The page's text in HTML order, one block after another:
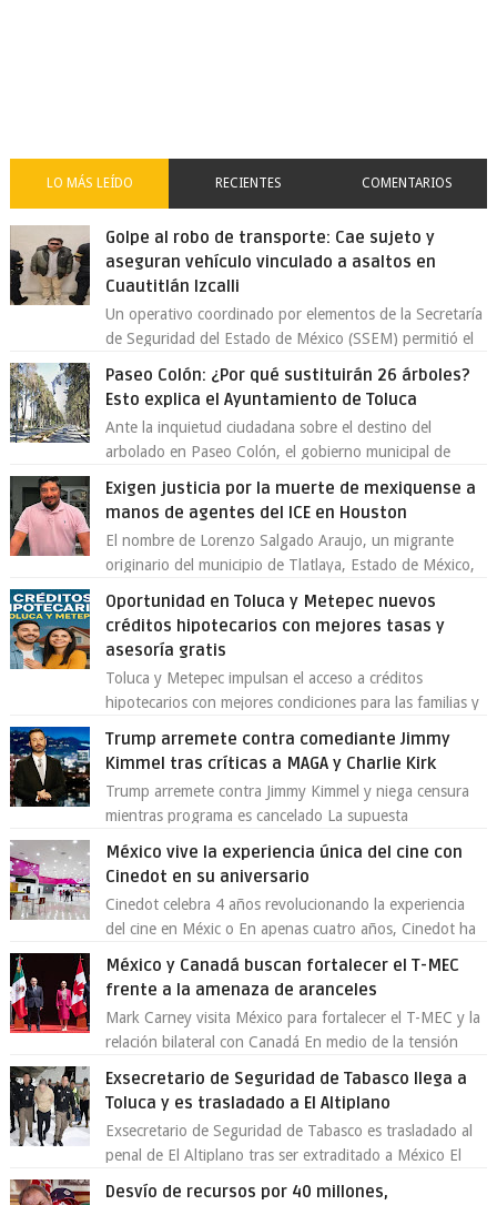
LO MÁS LEÍDO RECIENTES COMENTARIOS
Golpe al robo de transporte: Cae sujeto y
aseguran vehículo vinculado a asaltos en
Cuautitlán Izcalli
Un operativo coordinado por elementos de la Secretaría
de Seguridad del Estado de México (SSEM) permitió el
Paseo Colón: ¿Por qué sustituirán 26 árboles?
Esto explica el Ayuntamiento de Toluca
Ante la inquietud ciudadana sobre el destino del
arbolado en Paseo Colón, el gobierno municipal de
Exigen justicia por la muerte de mexiquense a
manos de agentes del ICE en Houston
El nombre de Lorenzo Salgado Araujo, un migrante
originario del municipio de Tlatlaya, Estado de México,
Oportunidad en Toluca y Metepec nuevos
créditos hipotecarios con mejores tasas y
asesoría gratis
Toluca y Metepec impulsan el acceso a créditos
hipotecarios con mejores condiciones para las familias y
Trump arremete contra comediante Jimmy
Kimmel tras críticas a MAGA y Charlie Kirk
Trump arremete contra Jimmy Kimmel y niega censura
mientras programa es cancelado La supuesta
México vive la experiencia única del cine con
Cinedot en su aniversario
Cinedot celebra 4 años revolucionando la experiencia
del cine en Méxic o En apenas cuatro años, Cinedot ha
México y Canadá buscan fortalecer el T-MEC
frente a la amenaza de aranceles
Mark Carney visita México para fortalecer el T-MEC y la
relación bilateral con Canadá En medio de la tensión
Exsecretario de Seguridad de Tabasco llega a
Toluca y es trasladado a El Altiplano
Exsecretario de Seguridad de Tabasco es trasladado al
penal de El Altiplano tras ser extraditado a México El
exsecretario de Seguridad Públi...
Desvío de recursos por 40 millones,